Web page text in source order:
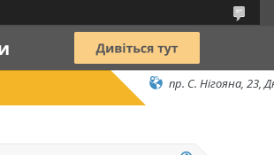
пр. С. Нігояна, 23,